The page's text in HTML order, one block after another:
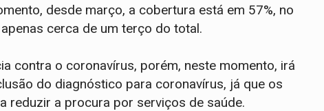
desde março, a cobertura está em 57%, no
cerca de um terço do total.
contra o coronavírus, porém, neste momento, irá
do diagnóstico para coronavírus, já que os
reduzir a procura por serviços de saúde.